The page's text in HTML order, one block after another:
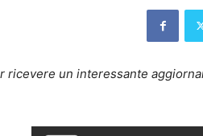
ricevere un interessante